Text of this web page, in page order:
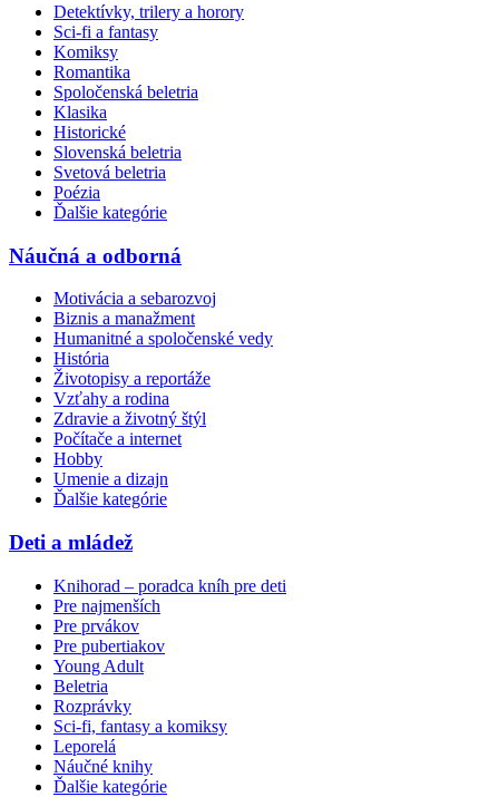
Detektívky, trilery a horory
Sci-fi a fantasy
Komiksy
Romantika
Spoločenská beletria
Klasika
Historické
Slovenská beletria
Svetová beletria
Poézia
Ďalšie kategórie
Náučná a odborná
Motivácia a sebarozvoj
Biznis a manažment
Humanitné a spoločenské vedy
História
Životopisy a reportáže
Vzťahy a rodina
Zdravie a životný štýl
Počítače a internet
Hobby
Umenie a dizajn
Ďalšie kategórie
Deti a mládež
Knihorad – poradca kníh pre deti
Pre najmenších
Pre prvákov
Pre pubertiakov
Young Adult
Beletria
Rozprávky
Sci-fi, fantasy a komiksy
Leporelá
Náučné knihy
Ďalšie kategórie